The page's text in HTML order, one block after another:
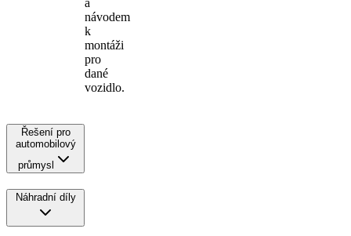
návodem
k
montáži
pro
dané
vozidlo.
Řešení pro
automobilový
průmysl
Náhradní díly